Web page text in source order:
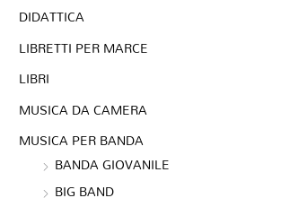
DIDATTICA
LIBRETTI PER MARCE
LIBRI
MUSICA DA CAMERA
MUSICA PER BANDA
BANDA GIOVANILE
BIG BAND